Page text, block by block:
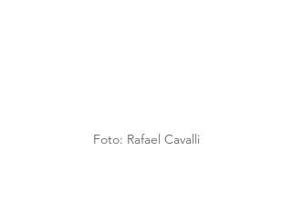
Foto: Rafael Cavalli